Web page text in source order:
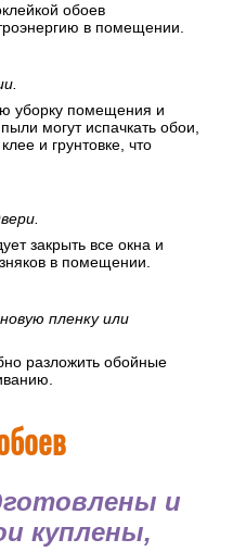
обоев
в помещении.
уборку помещения и
могут испачкать обои,
и грунтовке, что
закрыть все окна и
в помещении.
пленку или
разложить обойные
и
куплены,